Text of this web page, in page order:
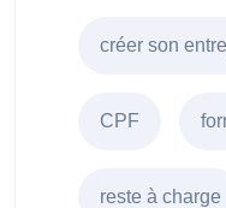
créer son
CPF
reste à charge